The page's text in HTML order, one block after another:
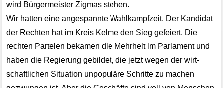
wird Bürgermeister Zigmas stehen.
Wir hatten eine angespannte Wahlkampfzeit. Der Kandidat
der Rechten hat im Kreis Kelme den Sieg gefeiert. Die
rechten Parteien bekamen die Mehrheit im Parlament und
haben die Regierung gebildet, die jetzt wegen der wirt­
schaftlichen Situation unpopuläre Schritte zu machen